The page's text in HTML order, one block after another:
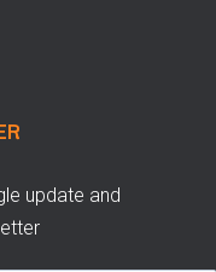
update and